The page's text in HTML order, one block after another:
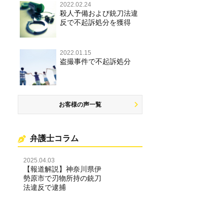
不正競争防止法
住居侵入等
2022.02.24
殺人予備および銃刀法違
反で不起訴処分を獲得
2022.01.15
盗撮事件で不起訴処分
お客様の声一覧
弁護士コラム
2025.04.03
【報道解説】神奈川県伊
勢原市で刃物所持の銃刀
法違反で逮捕